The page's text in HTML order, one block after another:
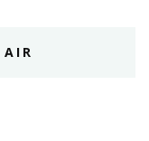
AIR